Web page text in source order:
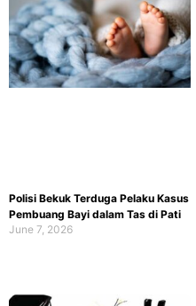
Polisi Bekuk Terduga Pelaku Kasus
Pembuang Bayi dalam Tas di Pati
June 7, 2026